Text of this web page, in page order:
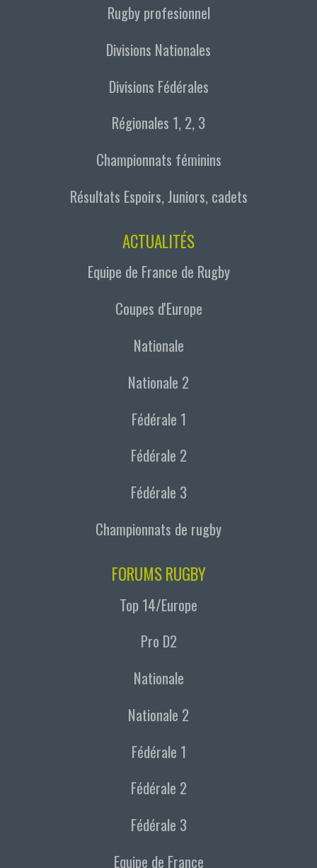
Rugby profesionnel
Divisions Nationales
Divisions Fédérales
Régionales 1, 2, 3
Championnats féminins
Résultats Espoirs, Juniors, cadets
ACTUALITÉS
Equipe de France de Rugby
Coupes d'Europe
Nationale
Nationale 2
Fédérale 1
Fédérale 2
Fédérale 3
Championnats de rugby
FORUMS RUGBY
Top 14/Europe
Pro D2
Nationale
Nationale 2
Fédérale 1
Fédérale 2
Fédérale 3
Equipe de France